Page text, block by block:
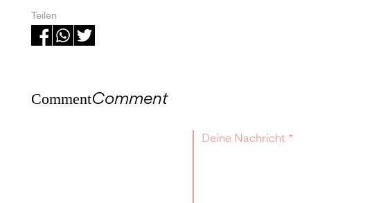
Teilen
CommentComment